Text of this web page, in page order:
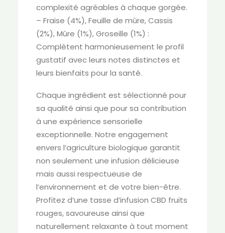
complexité agréables à chaque gorgée.
– Fraise (4%), Feuille de mûre, Cassis
(2%), Mûre (1%), Groseille (1%) :
Complètent harmonieusement le profil
gustatif avec leurs notes distinctes et
leurs bienfaits pour la santé.
Chaque ingrédient est sélectionné pour
sa qualité ainsi que pour sa contribution
à une expérience sensorielle
exceptionnelle. Notre engagement
envers l’agriculture biologique garantit
non seulement une infusion délicieuse
mais aussi respectueuse de
l’environnement et de votre bien-être.
Profitez d’une tasse d’infusion CBD fruits
rouges, savoureuse ainsi que
naturellement relaxante à tout moment